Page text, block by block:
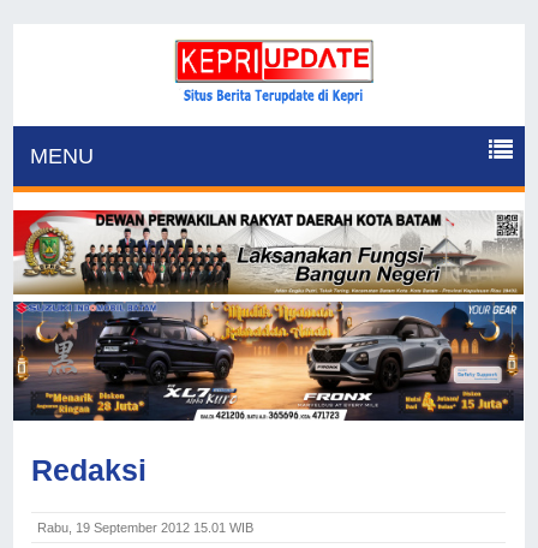
MENU
Redaksi
Rabu, 19 September 2012 15.01 WIB